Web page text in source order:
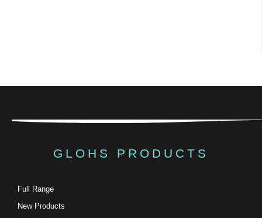
GLOHS PRODUCTS
Full Range
New Products